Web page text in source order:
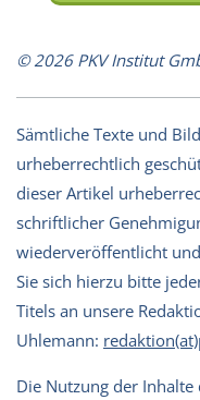
© 2026 PKV Institut
Sämtliche Texte und
urheberrechtlich
dieser Artikel
schriftlicher
wiederveröffentlicht
Sie sich hierzu bitte
Titels an unsere
Uhlemann:
Die Nutzung der